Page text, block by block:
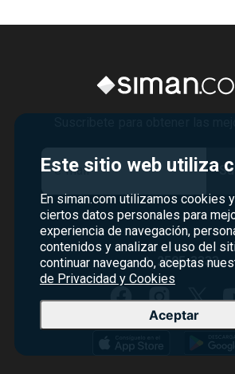
Este sitio web utiliza
En siman.com utilizamos cookies
ciertos datos personales para
experiencia de navegación,
contenidos y analizar el uso del
continuar navegando, aceptas
de Privacidad y Cookies
Aceptar
Manténte en contacto con
2505-3333